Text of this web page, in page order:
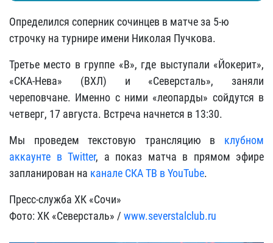
Определился соперник сочинцев в матче за 5-ю
строчку на турнире имени Николая Пучкова.
Третье место в группе «В», где выступали «Йокерит»,
«СКА-Нева» (ВХЛ) и «Северсталь», заняли
череповчане. Именно с ними «леопарды» сойдутся в
четверг, 17 августа. Встреча начнется в 13:30.
Мы проведем текстовую трансляцию в клубном
аккаунте в Twitter, а показ матча в прямом эфире
запланирован на канале СКА ТВ в YouTube.
Пресс-служба ХК «Сочи»
Фото: ХК «Северсталь» / www.severstalclub.ru